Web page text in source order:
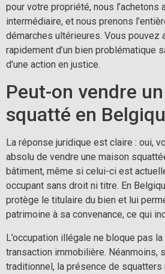
pour votre propriété, nous l’achetons
intermédiaire, et nous prenons
démarches ultérieures. Vous pouvez
rapidement d’un bien problématique
d’une action en justice.
Peut-on vendre
squatté en
La réponse juridique est claire : oui,
absolu de vendre une maison
bâtiment, même si celui-ci est
occupant sans droit ni titre. En
protège le titulaire du bien et lui
patrimoine à sa convenance, ce qui
L’occupation illégale ne bloque pas la
transaction immobilière. Néanmoins,
traditionnel, la présence de squatters